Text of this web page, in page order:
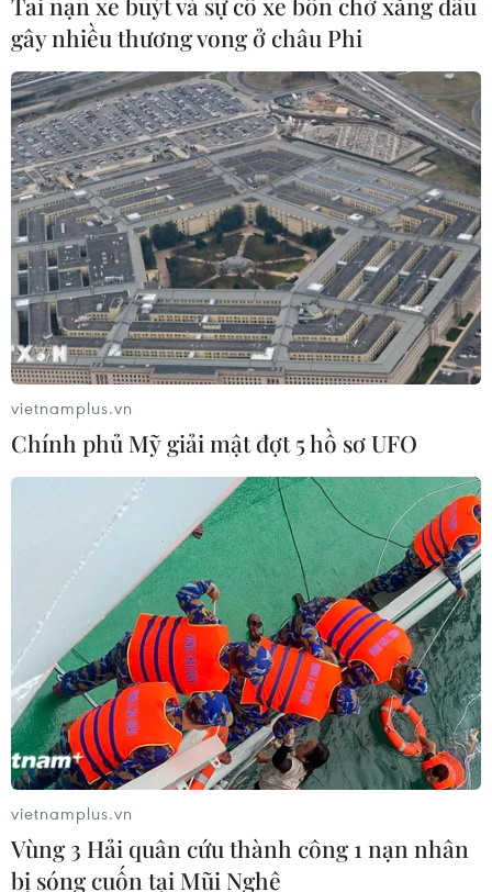
TIN CÙNG CHUYÊN MỤC
Những cầu thủ giỏi
nhất của World Cup 2018
21/07/2018 03:17
gây nhiều thương vong ở châu Phi
vietnamplus.vn
Chính phủ Mỹ giải mật đợt 5 hồ sơ UFO
vietnamplus.vn
Vùng 3 Hải quân cứu thành công 1 nạn nhân
bị sóng cuốn tại Mũi Nghê